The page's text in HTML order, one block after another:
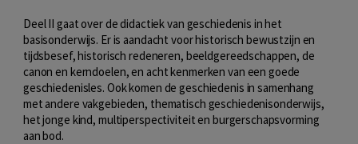
Deel II gaat over de didactiek van geschiedenis in het
basisonderwijs. Er is aandacht voor historisch bewustzijn en
tijdsbesef, historisch redeneren, beeldgereedschappen, de
canon en kerndoelen, en acht kenmerken van een goede
geschiedenisles. Ook komen de geschiedenis in samenhang
met andere vakgebieden, thematisch geschiedenisonderwijs,
het jonge kind, multiperspectiviteit en burgerschapsvorming
aan bod.